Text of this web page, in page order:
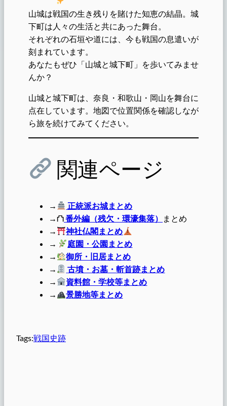
山城は戦国の生き残りを賭けた知恵の結晶。城
下町は人々の生活と共にあった舞台。
それぞれの石垣や道には、今も戦国の息遣いが
刻まれています。
あなたもぜひ「山城と城下町」を歩いてみませ
んか？
山城と城下町は、奈良・和歌山・岡山を舞台に
点在しています。地図で位置関係を確認しなが
ら旅を続けてみてください。
関連ページ
→
正統派お城まとめ
→⛫番外編（残欠・環濠集落）
まとめ
→
神社仏閣まとめ
→
庭園・公園まとめ
→
御所・旧居まとめ
→
古墳・お墓・斬首跡まとめ
→
資料館・学校等まとめ
→
景勝地等まとめ
Tags:戦国史跡